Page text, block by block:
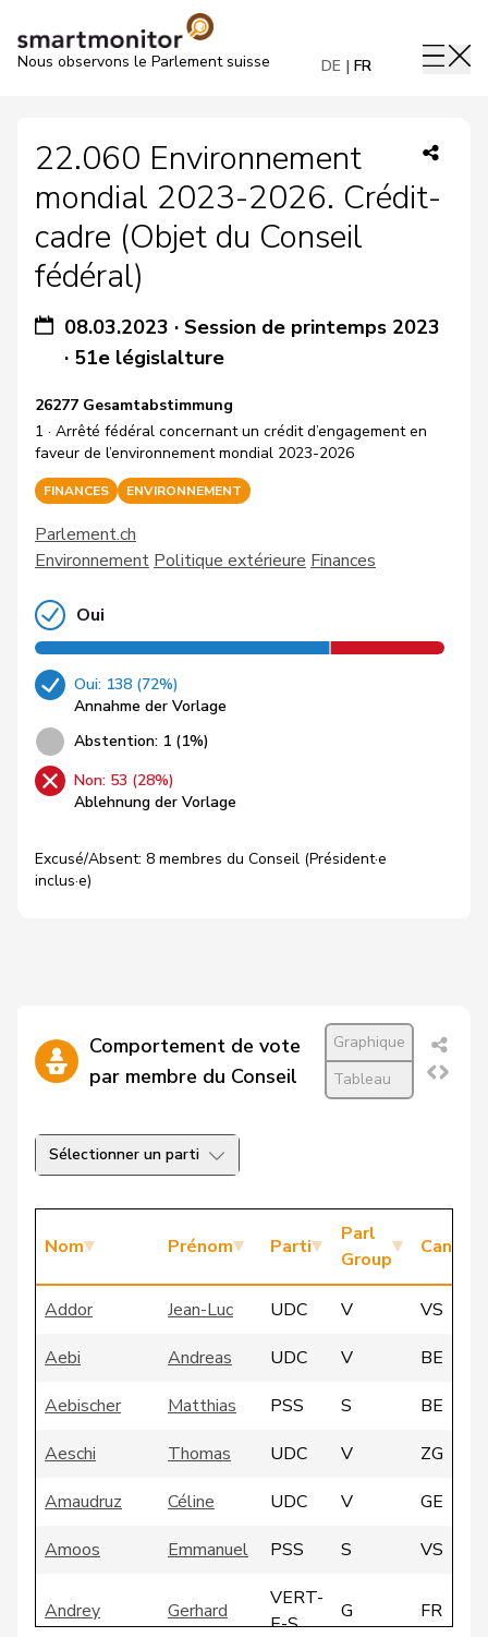
Nous observons le Parlement suisse DE FR
22.060 Environnement
mondial 2023-2026. Crédit-
cadre (Objet du Conseil
fédéral)
08.03.2023 · Session de printemps 2023
· 51e législalture
26277 Gesamtabstimmung
1 · Arrêté fédéral concernant un crédit d’engagement en
faveur de l’environnement mondial 2023-2026
FINANCES ENVIRONNEMENT
Parlement.ch
Environnement Politique extérieure Finances
Oui
Oui: 138 (72%)
Annahme der Vorlage
Abstention: 1 (1%)
Non: 53 (28%)
Ablehnung der Vorlage
Excusé/Absent: 8 membres du Conseil (Président·e
inclus·e)
Comportement de vote
par membre du Conseil
Graphique
Tableau
Sélectionner un parti
Nom Prénom Parti
Parl
Group
Canton
Addor Jean-Luc UDC V
VS
Aebi
Andreas UDC V
BE
Aebischer
Matthias PSS S
BE
Aeschi
Thomas UDC V
ZG
Amaudruz
Céline UDC V
GE
Amoos
Emmanuel PSS S VS
Andrey Gerhard
VERT-
E-S
G FR